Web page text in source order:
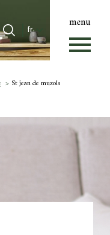
menu
fr
St jean de muzols